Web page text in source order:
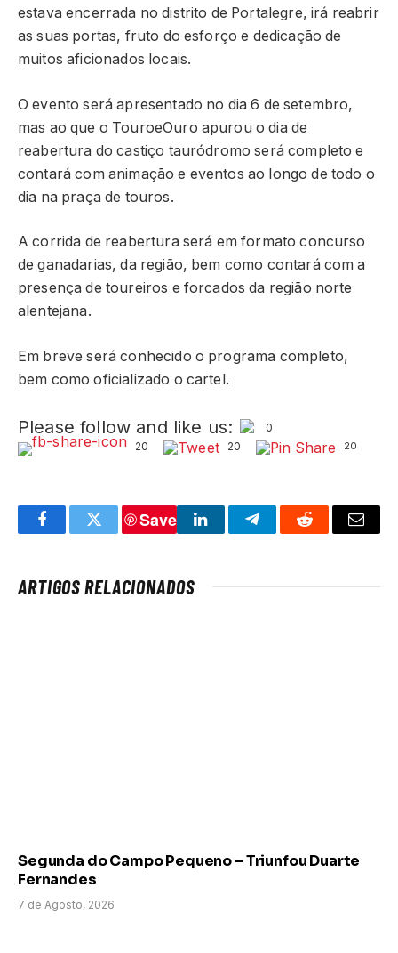
estava encerrada no distrito de Portalegre, irá reabrir
as suas portas, fruto do esforço e dedicação de
muitos aficionados locais.
O evento será apresentado no dia 6 de setembro,
mas ao que o TouroeOuro apurou o dia de
reabertura do castiço tauródromo será completo e
contará com animação e eventos ao longo de todo o
dia na praça de touros.
A corrida de reabertura será em formato concurso
de ganadarias, da região, bem como contará com a
presença de toureiros e forcados da região norte
alentejana.
Em breve será conhecido o programa completo,
bem como oficializado o cartel.
Please follow and like us:
0
20
20 20
FacebookTwitter
Save
LinkedInTelegramReddit Email
ARTIGOS RELACIONADOS
Segunda do Campo Pequeno – Triunfou Duarte
Fernandes
7 de Agosto, 2026